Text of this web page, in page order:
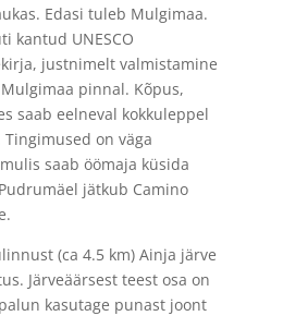
Edasi tuleb Mulgimaa.
kantud UNESCO
justnimelt valmistamine
pinnal. Kõpus,
saab eelneval kokkuleppel
on väga
saab öömaja küsida
jätkub Camino
(ca 4.5 km) Ainja järve
Järveäärsest teest osa on
kasutage punast joont